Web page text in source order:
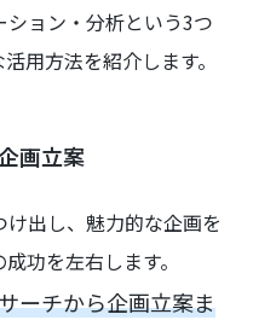
ョン・分析という3つ
用方法を紹介します。
画立案
出し、魅力的な企画を
功を左右します。
ーチから企画立案ま